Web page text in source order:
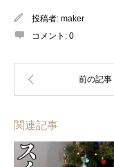
投稿者: maker
コメント: 0
関連記事